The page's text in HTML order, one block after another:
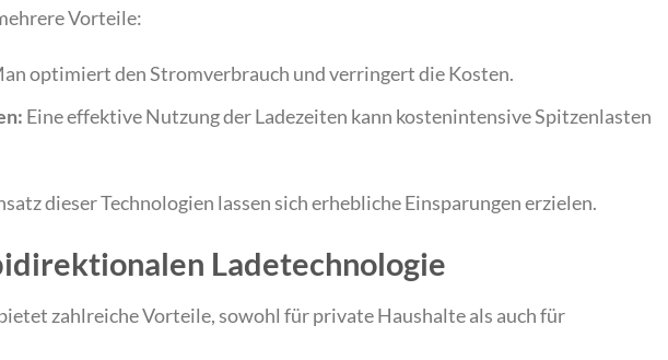
Vorteile:
optimiert den Stromverbrauch und verringert die Kosten.
Eine effektive Nutzung der Ladezeiten kann kostenintensive Spitzenlasten
dieser Technologien lassen sich erhebliche Einsparungen erzielen.
Ladetechnologie
zahlreiche Vorteile, sowohl für private Haushalte als auch für